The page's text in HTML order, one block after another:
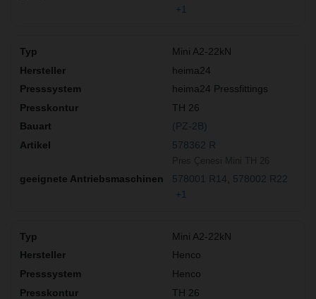
+1
Mini A2-22kN
heima24
heima24 Pressfittings
TH 26
(PZ-2B)
578362 R
578001 R14
578002 R22
+1
Mini A2-22kN
Henco
Henco
TH 26